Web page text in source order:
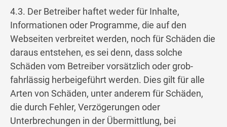
4.3. Der Betreiber haftet weder für Inhalte,
Informationen oder Programme, die auf den
Webseiten verbreitet werden, noch für Schäden die
daraus entstehen, es sei denn, dass solche
Schäden vom Betreiber vorsätzlich oder grob-
fahrlässig herbeigeführt werden. Dies gilt für alle
Arten von Schäden, unter anderem für Schäden,
die durch Fehler, Verzögerungen oder
Unterbrechungen in der Übermittlung, bei